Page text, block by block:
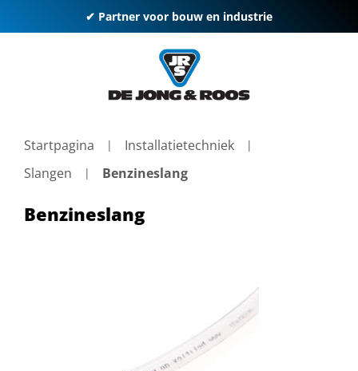
✔ Partner voor bouw en industrie
Startpagina
Installatietechniek
Slangen
Benzineslang
Benzineslang